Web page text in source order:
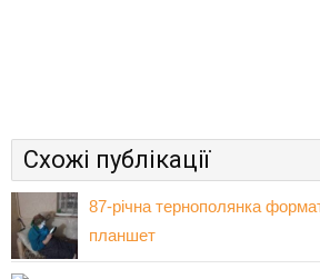
Схожі публікації
87-річна тернополянка
планшет